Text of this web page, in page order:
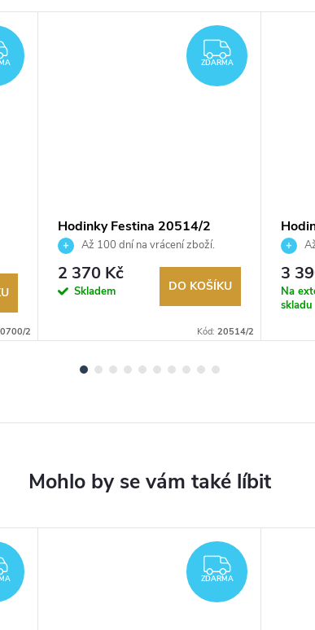
ZDARMA
2
ZDARMA
ZDARMA
Hodinky Festina 20514/2
Až 100 dní na vrácení zboží.
Autorizovaný prodejce.
2 370 Kč
Skladem DO KOŠÍKU
Kód: 20514/2
3
Na
skladu
ZDARMA ZDARMA
ZDARMA